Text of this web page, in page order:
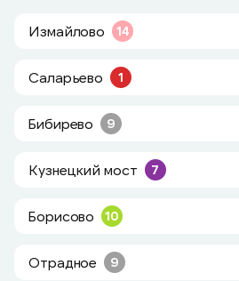
Измайлово 14
Саларьево 1
Бибирево 9
Кузнецкий мост 7
Борисово 10
Отрадное 9